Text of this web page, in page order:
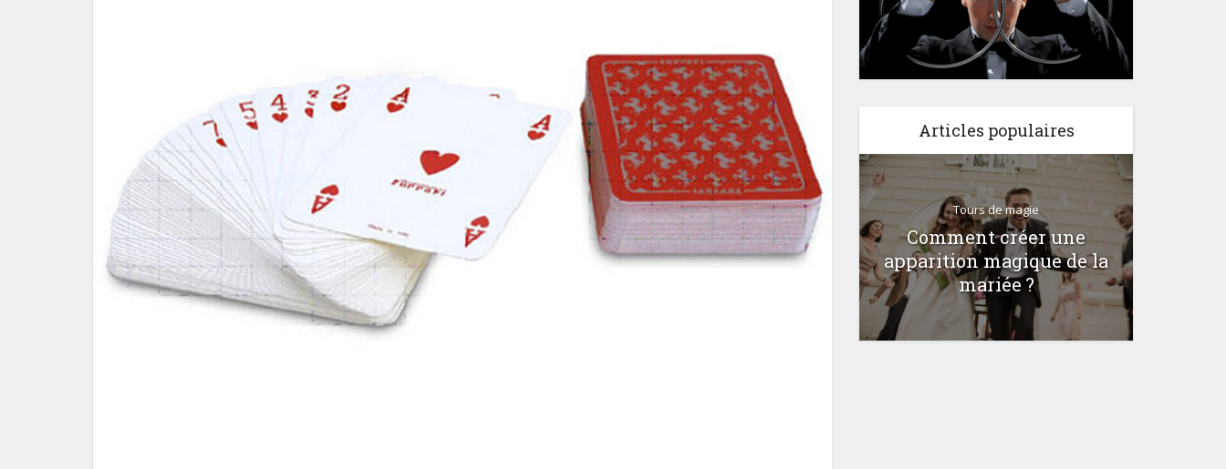
Articles populaires
Tours de magie
Par où commencer pour
apprendre la magie ?
Tours de magie
Où apprendre la magie en
France ?
Tours de magie
Comment créer une
apparition magique de la
mariée ?